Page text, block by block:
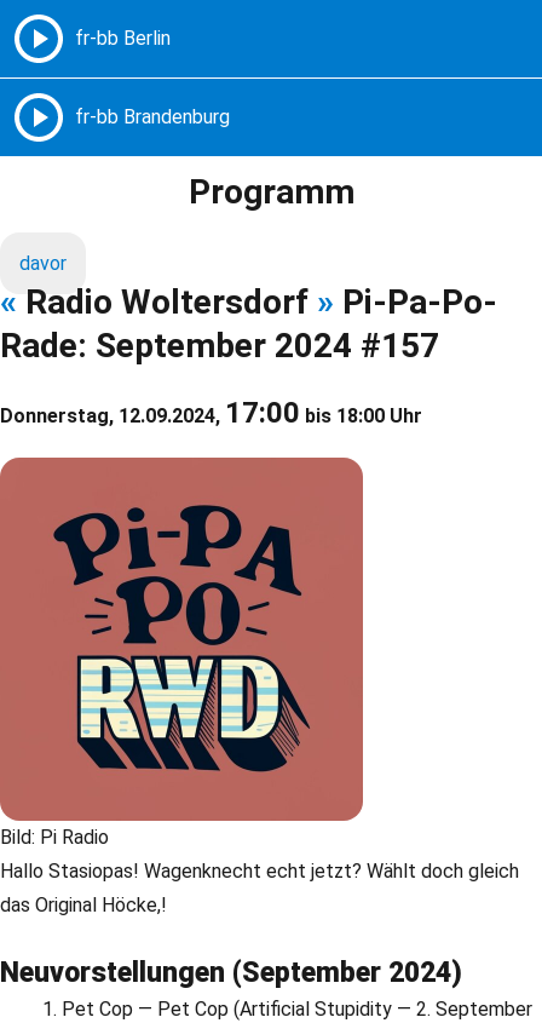
Freie Radios – Berlin Brandenburg
Programm
davor
« Radio Woltersdorf » Pi-Pa-Po-
Rade: September 2024 #157
Donnerstag, 12.09.2024, 17:00 bis 18:00 Uhr
Bild: Pi Radio
Hallo Stasiopas! Wagenknecht echt jetzt? Wählt doch gleich
das Original Höcke,!
Neuvorstellungen (September 2024)
Pet Cop — Pet Cop (Artificial Stupidity — 2. September